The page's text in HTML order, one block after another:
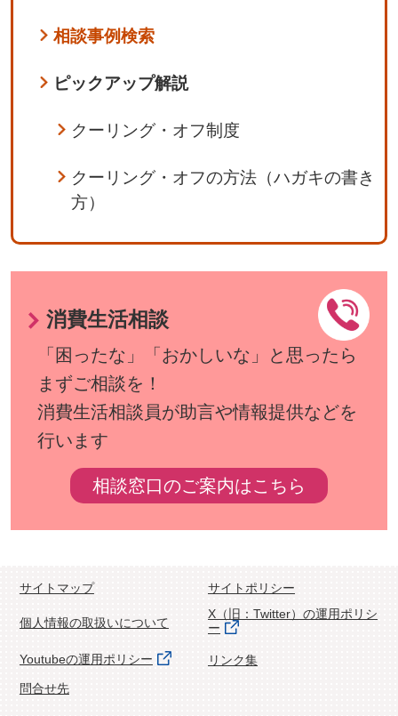
相談事例検索
ピックアップ解説
クーリング・オフ制度
クーリング・オフの方法（ハガキの書き
方）
消費生活相談
「困ったな」「おかしいな」と思ったら
まずご相談を！
消費生活相談員が助言や情報提供などを
行います
相談窓口のご案内はこちら
サイトマップ サイトポリシー
個人情報の取扱いについて
X（旧：Twitter）の運用ポリシ
ー
Youtubeの運用ポリシー
リンク集
問合せ先